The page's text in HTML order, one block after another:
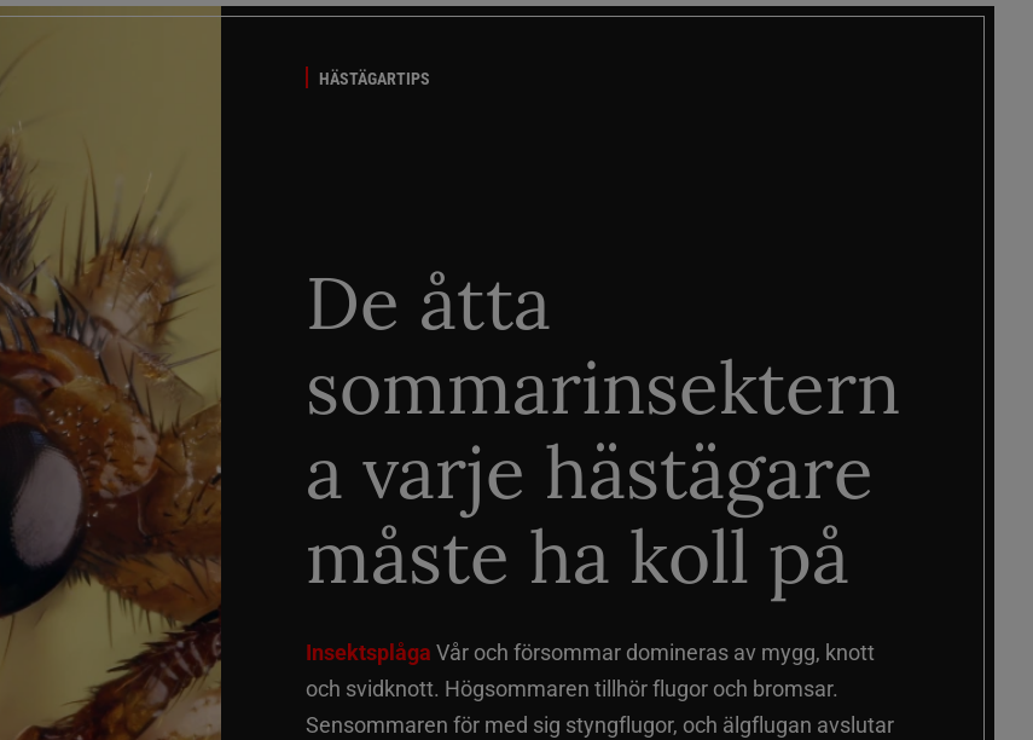
HÄSTÄGARTIPS
De åtta
sommarinsektern
a varje hästägare
måste ha koll på
Insektsplåga Vår och försommar domineras av mygg, knott
och svidknott. Högsommaren tillhör flugor och bromsar.
Sensommaren för med sig styngflugor, och älgflugan avslutar